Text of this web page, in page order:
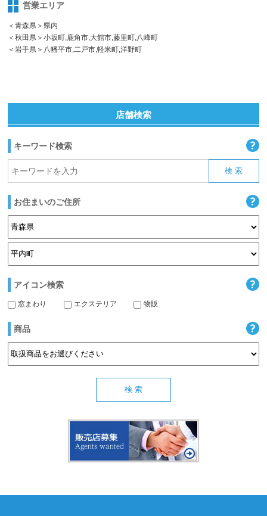
営業エリア
＜青森県＞県内
＜秋田県＞小坂町,鹿角市,大館市,藤里町,八峰町
＜岩手県＞八幡平市,二戸市,軽米町,洋野町
店舗検索
キーワード検索
お住まいのご住所
アイコン検索
窓まわり エクステリア 物販
商品